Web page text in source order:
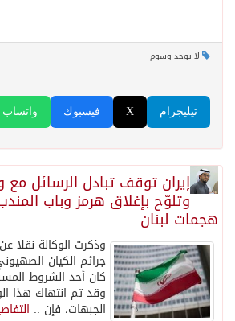
قمة سعودية – تركية – باكستانية
لا يوجد وسوم
واتساب فيسبوك X تيليجرام
إيران توقف تبادل الرسائل
وتلوّح بإغلاق هرمز وباب
هجمات لبنان
وذكرت الوكالة نقلا
جرائم الكيان
كان أحد الشروط
وقد تم انتهاك هذا
الجبهات، فإن ..